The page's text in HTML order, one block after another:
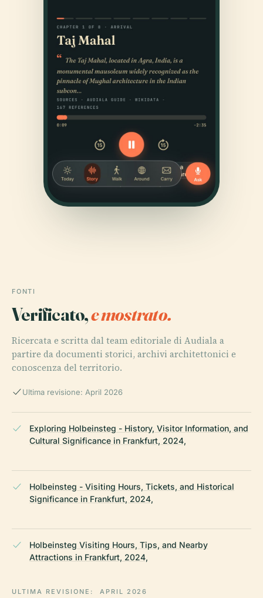
FONTI
Verificato,e mostrato.
Ricercata e scritta dal team editoriale di Audiala a
partire da documenti storici, archivi architettonici e
conoscenza del territorio.
Ultima revisione: April 2026
Exploring Holbeinsteg - History, Visitor Information, and
Cultural Significance in Frankfurt, 2024,
Holbeinsteg - Visiting Hours, Tickets, and Historical
Significance in Frankfurt, 2024,
Holbeinsteg Visiting Hours, Tips, and Nearby
Attractions in Frankfurt, 2024,
ULTIMA REVISIONE: APRIL 2026